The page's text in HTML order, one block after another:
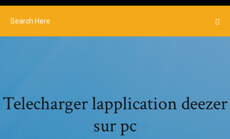
Telecharger lapplication deezer
sur pc